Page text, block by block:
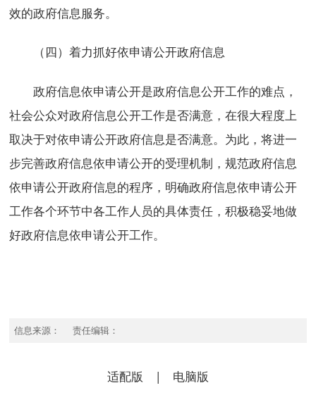
效的政府信息服务。
（四）着力抓好依申请公开政府信息
政府信息依申请公开是政府信息公开工作的难点，
社会公众对政府信息公开工作是否满意，在很大程度上
取决于对依申请公开政府信息是否满意。为此，将进一
步完善政府信息依申请公开的受理机制，规范政府信息
依申请公开政府信息的程序，明确政府信息依申请公开
工作各个环节中各工作人员的具体责任，积极稳妥地做
好政府信息依申请公开工作。
信息来源： 责任编辑：
适配版 | 电脑版